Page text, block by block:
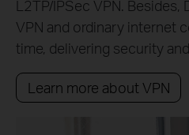
L2TP/IPSec VPN.
VPN and ordinary internet
time, delivering security
Learn more about VPN